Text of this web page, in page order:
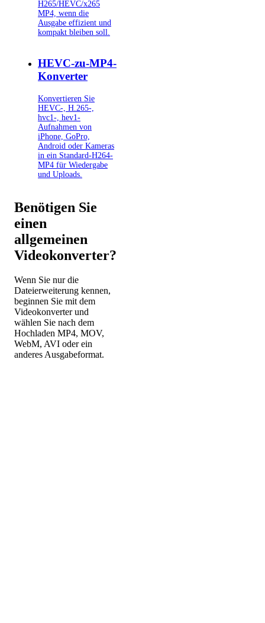
H265/HEVC/x265
MP4, wenn die
Ausgabe effizient und
kompakt bleiben soll.
HEVC-zu-MP4-
Konverter
Konvertieren Sie
HEVC-, H.265-,
hvc1-, hev1-
Aufnahmen von
iPhone, GoPro,
Android oder Kameras
in ein Standard-H264-
MP4 für Wiedergabe
und Uploads.
Benötigen Sie
einen
allgemeinen
Videokonverter?
Wenn Sie nur die
Dateierweiterung kennen,
beginnen Sie mit dem
Videokonverter und
wählen Sie nach dem
Hochladen MP4, MOV,
WebM, AVI oder ein
anderes Ausgabeformat.